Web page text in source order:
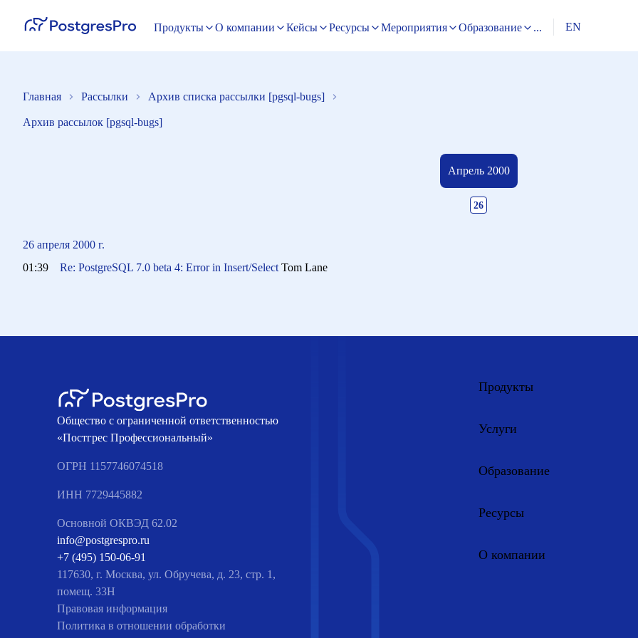
Продукты О компании Кейсы Ресурсы Мероприятия Образование ... EN
Главная Рассылки Архив списка рассылки [pgsql-bugs]
Архив рассылок [pgsql-bugs]
Апрель 2000
26
26 апреля 2000 г.
01:39
Re: PostgreSQL 7.0 beta 4: Error in Insert/Select Tom Lane
Общество с ограниченной ответственностью
«Постгрес Профессиональный»
ОГРН 1157746074518
ИНН 7729445882
Основной ОКВЭД 62.02
info@postgrespro.ru
+7 (495) 150-06-91
117630, г. Москва, ул. Обручева, д. 23, стр. 1,
помещ. 33Н
Правовая информация
Политика в отношении обработки
Продукты
Услуги
Образование
Ресурсы
О компании